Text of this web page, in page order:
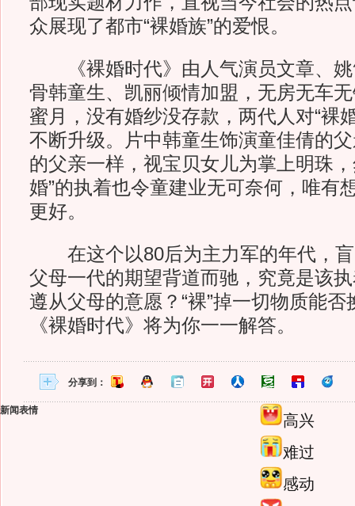
众展现了都市“裸婚族”的爱恨。
《裸婚时代》由人气演员文章、姚
骨韩童生、凯丽倾情加盟，无房无车
蜜月，没有婚纱没存款，两代人对“裸
不断升级。片中韩童生饰演童佳倩的
的父亲一样，视宝贝女儿为掌上明珠
婚”的执着也令童建业无可奈何，唯有
更好。
在这个以80后为主力军的年代，盲
父母一代的期望背道而驰，究竟是该
遵从父母的意愿？“裸”掉一切物质能
《裸婚时代》将为你一一解答。
分享到：
新闻表情
高兴
难过
感动